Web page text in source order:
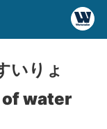
いりょ
of water